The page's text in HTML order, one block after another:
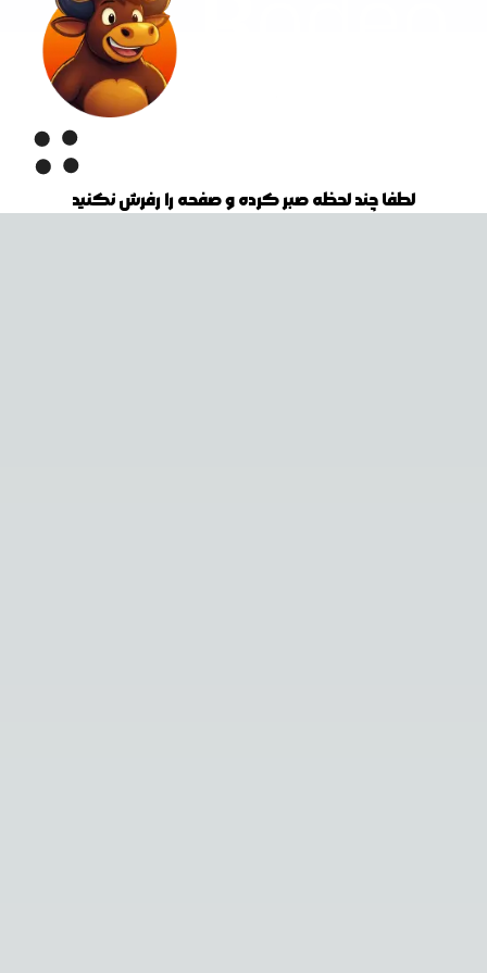
لطفا چند لحظه صبر کرده و صفحه را رفرش نکنید